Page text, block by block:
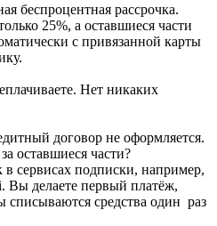
беспроцентная рассрочка.
25%, а оставшиеся части
с привязанной карты
Нет никаких
договор не оформляется.
оставшиеся части?
в сервисах подписки, например,
делаете первый платёж,
списываются средства один раз